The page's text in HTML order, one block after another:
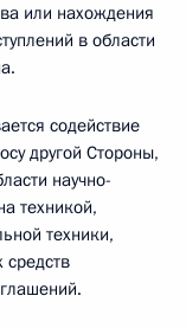
или нахождения
в области
содействие
другой Стороны,
научно-
техникой,
техники,
средств